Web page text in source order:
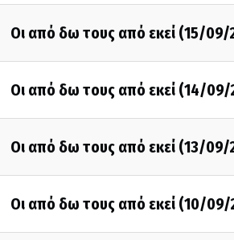
Οι από δω τους από εκεί (15/09/
Οι από δω τους από εκεί (14/09/
Οι από δω τους από εκεί (13/09/
Οι από δω τους από εκεί (10/09/